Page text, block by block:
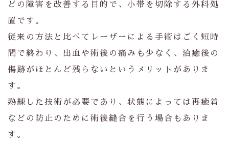
どの障害を改善する目的で、小帯を切除する外科処
置です。
従来の方法と比べてレーザーによる手術はごく短時
間で終わり、出血や術後の痛みも少なく、治癒後の
傷跡がほとんど残らないというメリットがありま
す。
熟練した技術が必要であり、状態によっては再癒着
などの防止のために術後縫合を行う場合もありま
す。